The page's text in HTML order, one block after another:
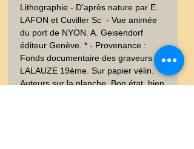
Lithographie - D'après nature par E.
LAFON et Cuviller Sc  - Vue animée
du port de NYON. A. Geisendorf
éditeur Genève. * - Provenance :
Fonds documentaire des graveurs
LALAUZE 19ème. Sur papier vélin.
Auteurs sur la planche. Bon état, bien